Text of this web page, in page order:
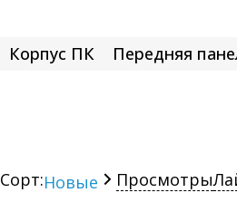
Корпус ПК Передняя
Сорт:Новые Просмотры